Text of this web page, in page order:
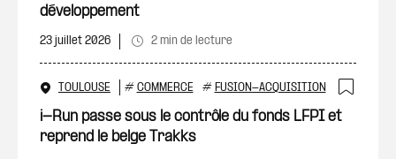
développement
23 juillet 2026 2 min de lecture
TOULOUSE # COMMERCE # FUSION-ACQUISITION
i-Run passe sous le contrôle du fonds LFPI et
reprend le belge Trakks